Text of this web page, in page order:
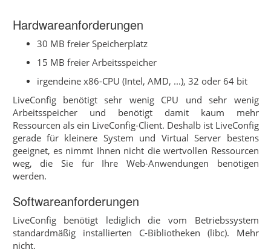
Hardwareanforderungen
30 MB freier Speicherplatz
15 MB freier Arbeitsspeicher
irgendeine x86-CPU (Intel, AMD, ...), 32 oder 64 bit
LiveConfig benötigt sehr wenig CPU und sehr wenig
Arbeitsspeicher und benötigt damit kaum mehr
Ressourcen als ein LiveConfig-Client. Deshalb ist LiveConfig
gerade für kleinere System und Virtual Server bestens
geeignet, es nimmt Ihnen nicht die wertvollen Ressourcen
weg, die Sie für Ihre Web-Anwendungen benötigen
werden.
Softwareanforderungen
LiveConfig benötigt lediglich die vom Betriebssystem
standardmäßig installierten C-Bibliotheken (libc). Mehr
nicht.